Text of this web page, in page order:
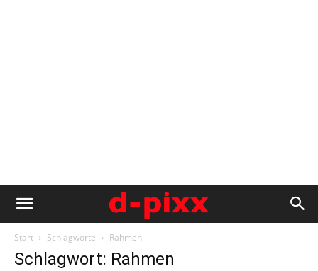
Start Schlagworte Rahmen
Schlagwort: Rahmen